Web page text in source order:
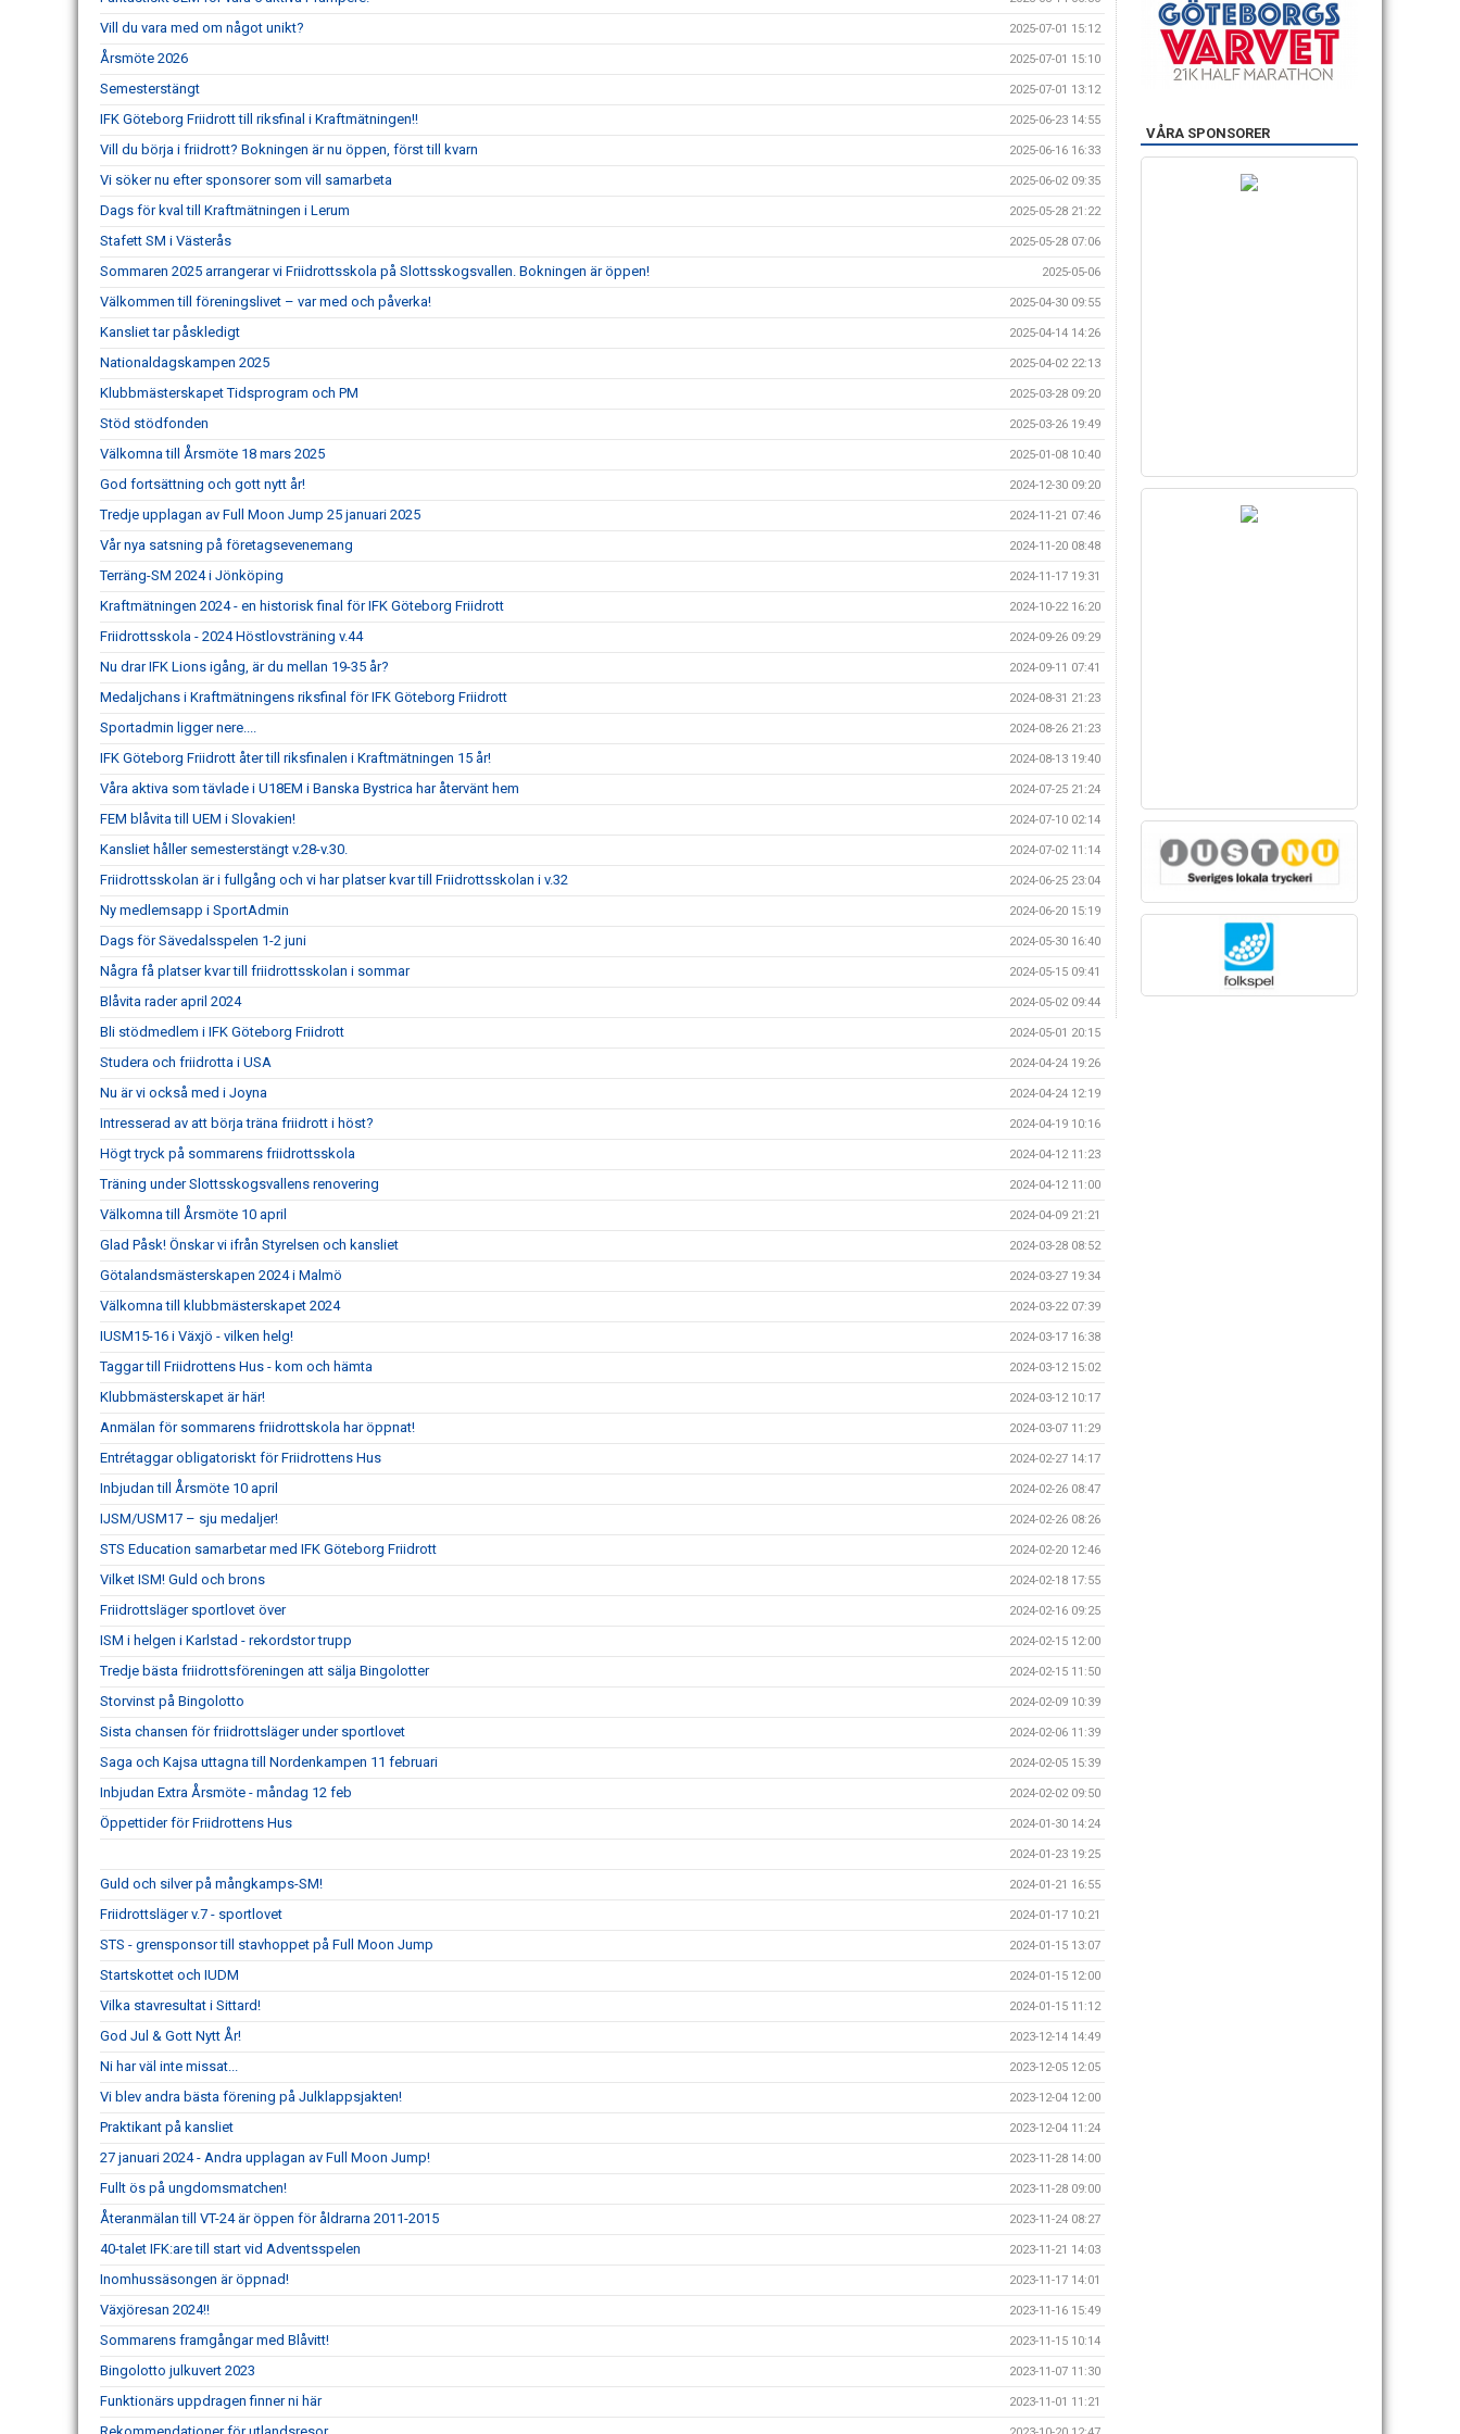
Vill du vara med om något unikt? 2025-07-01 15:12
Årsmöte 2026 2025-07-01 15:10
Semesterstängt 2025-07-01 13:12
IFK Göteborg Friidrott till riksfinal i Kraftmätningen!! 2025-06-23 14:55
Vill du börja i friidrott? Bokningen är nu öppen, först till kvarn 2025-06-16 16:33
Vi söker nu efter sponsorer som vill samarbeta 2025-06-02 09:35
Dags för kval till Kraftmätningen i Lerum 2025-05-28 21:22
Stafett SM i Västerås 2025-05-28 07:06
Sommaren 2025 arrangerar vi Friidrottsskola på Slottsskogsvallen. Bokningen är öppen! 2025-05-06
Välkommen till föreningslivet – var med och påverka! 2025-04-30 09:55
Kansliet tar påskledigt 2025-04-14 14:26
Nationaldagskampen 2025 2025-04-02 22:13
Klubbmästerskapet Tidsprogram och PM 2025-03-28 09:20
Stöd stödfonden 2025-03-26 19:49
Välkomna till Årsmöte 18 mars 2025 2025-01-08 10:40
God fortsättning och gott nytt år! 2024-12-30 09:20
Tredje upplagan av Full Moon Jump 25 januari 2025 2024-11-21 07:46
Vår nya satsning på företagsevenemang 2024-11-20 08:48
Terräng-SM 2024 i Jönköping 2024-11-17 19:31
Kraftmätningen 2024 - en historisk final för IFK Göteborg Friidrott 2024-10-22 16:20
Friidrottsskola - 2024 Höstlovsträning v.44 2024-09-26 09:29
Nu drar IFK Lions igång, är du mellan 19-35 år? 2024-09-11 07:41
Medaljchans i Kraftmätningens riksfinal för IFK Göteborg Friidrott 2024-08-31 21:23
Sportadmin ligger nere.... 2024-08-26 21:23
IFK Göteborg Friidrott åter till riksfinalen i Kraftmätningen 15 år! 2024-08-13 19:40
Våra aktiva som tävlade i U18EM i Banska Bystrica har återvänt hem 2024-07-25 21:24
FEM blåvita till UEM i Slovakien! 2024-07-10 02:14
Kansliet håller semesterstängt v.28-v.30. 2024-07-02 11:14
Friidrottsskolan är i fullgång och vi har platser kvar till Friidrottsskolan i v.32 2024-06-25 23:04
Ny medlemsapp i SportAdmin 2024-06-20 15:19
Dags för Sävedalsspelen 1-2 juni 2024-05-30 16:40
Några få platser kvar till friidrottsskolan i sommar 2024-05-15 09:41
Blåvita rader april 2024 2024-05-02 09:44
Bli stödmedlem i IFK Göteborg Friidrott 2024-05-01 20:15
Studera och friidrotta i USA 2024-04-24 19:26
Nu är vi också med i Joyna 2024-04-24 12:19
Intresserad av att börja träna friidrott i höst? 2024-04-19 10:16
Högt tryck på sommarens friidrottsskola 2024-04-12 11:23
Träning under Slottsskogsvallens renovering 2024-04-12 11:00
Välkomna till Årsmöte 10 april 2024-04-09 21:21
Glad Påsk! Önskar vi ifrån Styrelsen och kansliet 2024-03-28 08:52
Götalandsmästerskapen 2024 i Malmö 2024-03-27 19:34
Välkomna till klubbmästerskapet 2024 2024-03-22 07:39
IUSM15-16 i Växjö - vilken helg! 2024-03-17 16:38
Taggar till Friidrottens Hus - kom och hämta 2024-03-12 15:02
Klubbmästerskapet är här! 2024-03-12 10:17
Anmälan för sommarens friidrottskola har öppnat! 2024-03-07 11:29
Entrétaggar obligatoriskt för Friidrottens Hus 2024-02-27 14:17
Inbjudan till Årsmöte 10 april 2024-02-26 08:47
IJSM/USM17 – sju medaljer! 2024-02-26 08:26
STS Education samarbetar med IFK Göteborg Friidrott 2024-02-20 12:46
Vilket ISM! Guld och brons 2024-02-18 17:55
Friidrottsläger sportlovet över 2024-02-16 09:25
ISM i helgen i Karlstad - rekordstor trupp 2024-02-15 12:00
Tredje bästa friidrottsföreningen att sälja Bingolotter 2024-02-15 11:50
Storvinst på Bingolotto 2024-02-09 10:39
Sista chansen för friidrottsläger under sportlovet 2024-02-06 11:39
Saga och Kajsa uttagna till Nordenkampen 11 februari 2024-02-05 15:39
Inbjudan Extra Årsmöte - måndag 12 feb 2024-02-02 09:50
Öppettider för Friidrottens Hus 2024-01-30 14:24
2024-01-23 19:25
Guld och silver på mångkamps-SM! 2024-01-21 16:55
Friidrottsläger v.7 - sportlovet 2024-01-17 10:21
STS - grensponsor till stavhoppet på Full Moon Jump 2024-01-15 13:07
Startskottet och IUDM 2024-01-15 12:00
Vilka stavresultat i Sittard! 2024-01-15 11:12
God Jul & Gott Nytt År! 2023-12-14 14:49
Ni har väl inte missat... 2023-12-05 12:05
Vi blev andra bästa förening på Julklappsjakten! 2023-12-04 12:00
Praktikant på kansliet 2023-12-04 11:24
27 januari 2024 - Andra upplagan av Full Moon Jump! 2023-11-28 14:00
Fullt ös på ungdomsmatchen! 2023-11-28 09:00
Återanmälan till VT-24 är öppen för åldrarna 2011-2015 2023-11-24 08:27
40-talet IFK:are till start vid Adventsspelen 2023-11-21 14:03
Inomhussäsongen är öppnad! 2023-11-17 14:01
Växjöresan 2024!! 2023-11-16 15:49
Sommarens framgångar med Blåvitt! 2023-11-15 10:14
Bingolotto julkuvert 2023 2023-11-07 11:30
Funktionärs uppdragen finner ni här 2023-11-01 11:21
VÅRA SPONSORER